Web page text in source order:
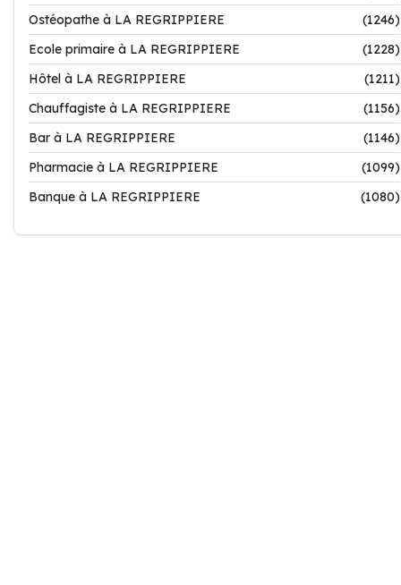
Ostéopathe à LA REGRIPPIERE
(1246)
Ecole primaire à LA REGRIPPIERE
(1228)
Hôtel à LA REGRIPPIERE
(1211)
Chauffagiste à LA REGRIPPIERE
(1156)
Bar à LA REGRIPPIERE
(1146)
Pharmacie à LA REGRIPPIERE
(1099)
Banque à LA REGRIPPIERE
(1080)